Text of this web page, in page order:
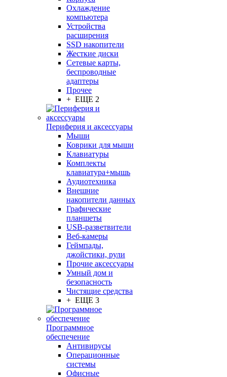
Охлаждение
компьютера
Устройства
расширения
SSD накопители
Жесткие диски
Сетевые карты,
беспроводные
адаптеры
Прочее
+ ЕЩЕ 2
Периферия и аксессуары
Мыши
Коврики для мыши
Клавиатуры
Комплекты
клавиатура+мышь
Аудиотехника
Внешние
накопители данных
Графические
планшеты
USB-разветвители
Веб-камеры
Геймпады,
джойстики, рули
Прочие аксессуары
Умный дом и
безопасность
Чистящие средства
+ ЕЩЕ 3
Программное
обеспечение
Антивирусы
Операционные
системы
Офисные